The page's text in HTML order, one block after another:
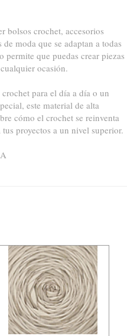
bolsos crochet, accesorios
moda que se adaptan a todas
permite que puedas crear piezas
ocasión.
para el día a día o un
este material de alta
cómo el crochet se reinventa
proyectos a un nivel superior.